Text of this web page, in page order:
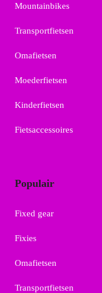
Mountainbikes
Transportfietsen
Omafietsen
Moederfietsen
Kinderfietsen
Fietsaccessoires
Populair
Fixed gear
Fixies
Omafietsen
Transportfietsen